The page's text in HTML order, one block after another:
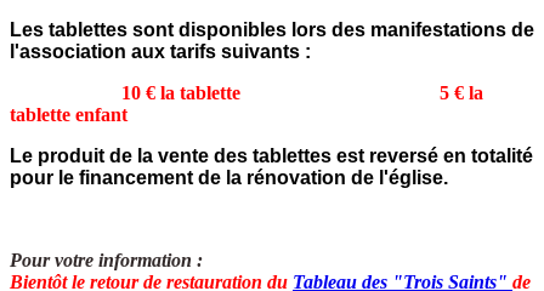
Les tablettes sont disponibles lors des manifestations de
l'association aux tarifs suivants :
10 € la tablette
5 € la
tablette enfant
Le produit de la vente des tablettes est reversé en totalité
pour le financement de la rénovation de l'église.
Pour votre information :
Bientôt le retour de restauration du Tableau des "Trois Saints" de